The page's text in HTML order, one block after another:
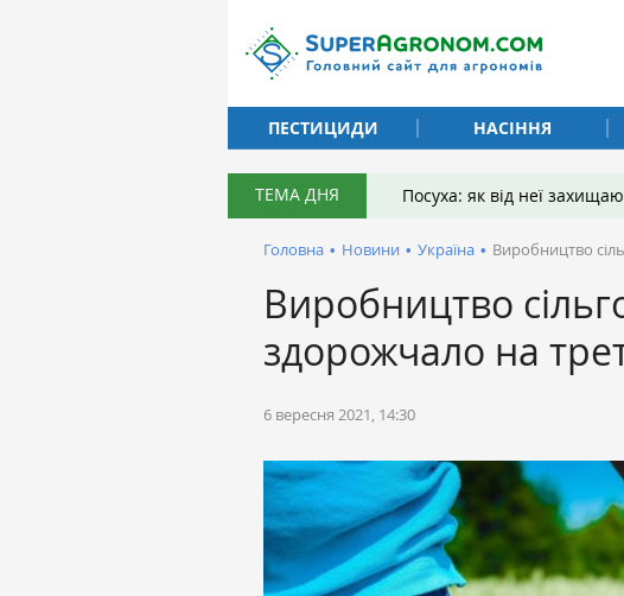
ПЕСТИЦИДИ
НАСІННЯ
ТЕМА ДНЯ Посуха: як від неї
Головна • Новини • Україна • Виробництво
Виробництво
здорожчало на
6 вересня 2021, 14:30